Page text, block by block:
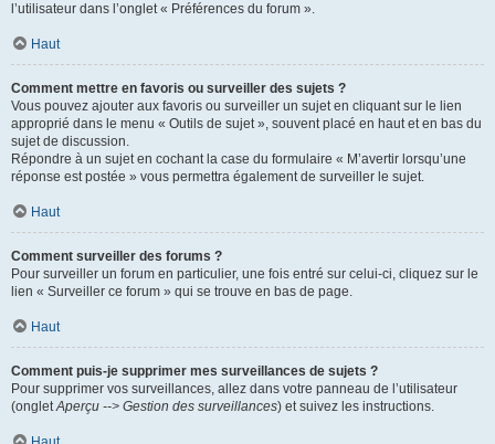
l’utilisateur dans l’onglet « Préférences du forum ».
Haut
Comment mettre en favoris ou surveiller des sujets ?
Vous pouvez ajouter aux favoris ou surveiller un sujet en cliquant sur le lien
approprié dans le menu « Outils de sujet », souvent placé en haut et en bas du
sujet de discussion.
Répondre à un sujet en cochant la case du formulaire « M’avertir lorsqu’une
réponse est postée » vous permettra également de surveiller le sujet.
Haut
Comment surveiller des forums ?
Pour surveiller un forum en particulier, une fois entré sur celui-ci, cliquez sur le
lien « Surveiller ce forum » qui se trouve en bas de page.
Haut
Comment puis-je supprimer mes surveillances de sujets ?
Pour supprimer vos surveillances, allez dans votre panneau de l’utilisateur
(ongletAperçu --> Gestion des surveillances) et suivez les instructions.